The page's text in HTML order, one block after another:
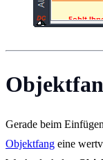
Gerade beim
Objektfang eine